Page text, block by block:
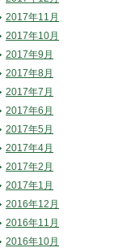
2017年11月
2017年10月
2017年9月
2017年8月
2017年7月
2017年6月
2017年5月
2017年4月
2017年2月
2017年1月
2016年12月
2016年11月
2016年10月